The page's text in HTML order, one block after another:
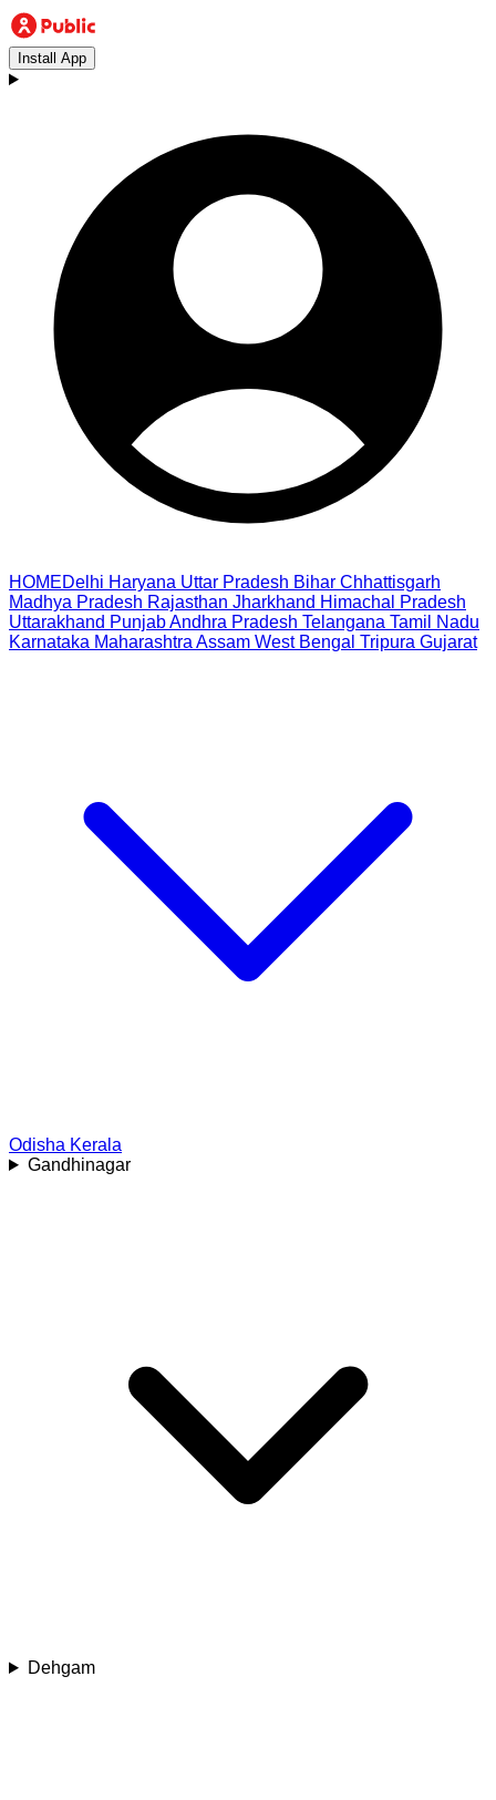
Install App
HOMEDelhi Haryana Uttar Pradesh Bihar Chhattisgarh
Madhya Pradesh Rajasthan Jharkhand Himachal Pradesh
Uttarakhand PunjabAndhra Pradesh Telangana Tamil Nadu
Karnataka Maharashtra Assam West Bengal Tripura Gujarat
Odisha Kerala
Gandhinagar
Dehgam